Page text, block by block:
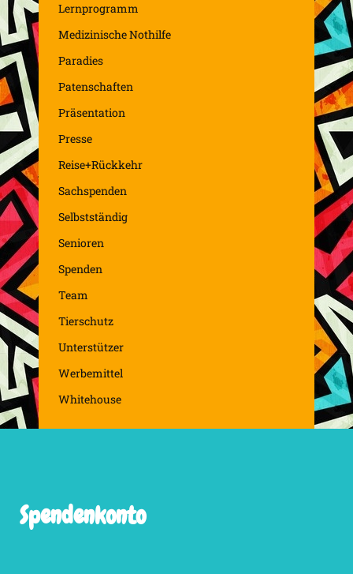
Lernprogramm
Medizinische Nothilfe
Paradies
Patenschaften
Präsentation
Presse
Reise+Rückkehr
Sachspenden
Selbstständig
Senioren
Spenden
Team
Tierschutz
Unterstützer
Werbemittel
Whitehouse
Spendenkonto